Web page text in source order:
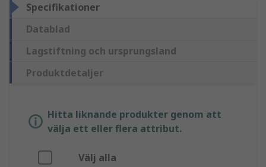
Specifikationer
Datablad
Lagstiftning och ursprungsland
Produktdetaljer
Hitta liknande produkter genom att
välja ett eller flera attribut.
Välj alla